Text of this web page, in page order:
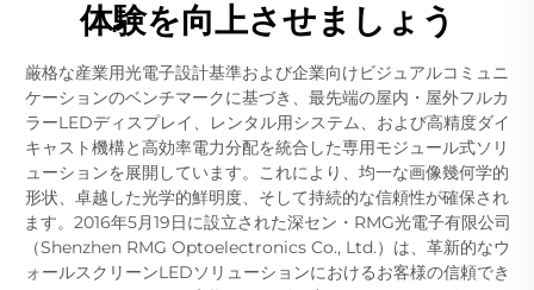
体験を向上させましょう
厳格な産業用光電子設計基準および企業向けビジュアルコミュニ
ケーションのベンチマークに基づき、最先端の屋内・屋外フルカ
ラーLEDディスプレイ、レンタル用システム、および高精度ダイ
キャスト機構と高効率電力分配を統合した専用モジュール式ソリ
ューションを展開しています。これにより、均一な画像幾何学的
形状、卓越した光学的鮮明度、そして持続的な信頼性が確保され
ます。2016年5月19日に設立された深セン・RMG光電子有限公司
（Shenzhen RMG Optoelectronics Co., Ltd.）は、革新的なウ
ォールスクリーンLEDソリューションにおけるお客様の信頼でき